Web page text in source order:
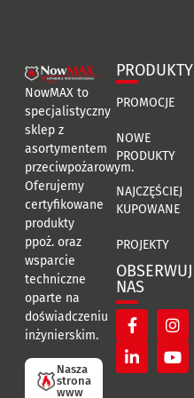
NowMAX to
specjalistyczny
sklep z
asortymentem
przeciwpożarowym.
Oferujemy
certyfikowane
produkty
ppoż. oraz
wsparcie
techniczne
oparte na
doświadczeniu
inżynierskim.
Nasza
strona
www
PRODUKTY
PROMOCJE
NOWE
PRODUKTY
NAJCZĘŚCIEJ
KUPOWANE
PROJEKTY
OBSERWUJ
NAS